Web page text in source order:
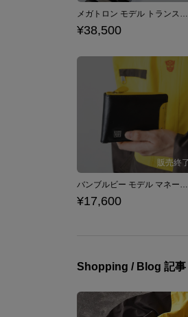
メガトロン モデル トランスフォーム腕時計 トランスフォーマー
¥38,500
バンブルビー モデル マネークリップ付き二つ折り財布 トランスフォーマー
¥17,600
Shopping / Blog 記事